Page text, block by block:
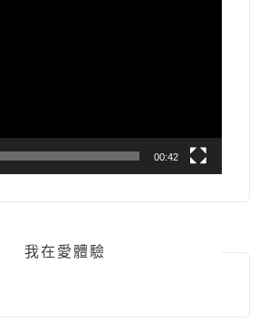
00:42
我在愛體驗